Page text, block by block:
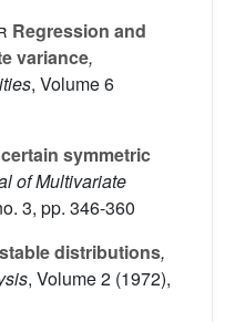
Regression and
variance,
, Volume 6
symmetric
of Multivariate
3, pp. 346-360
distributions,
, Volume 2 (1972),